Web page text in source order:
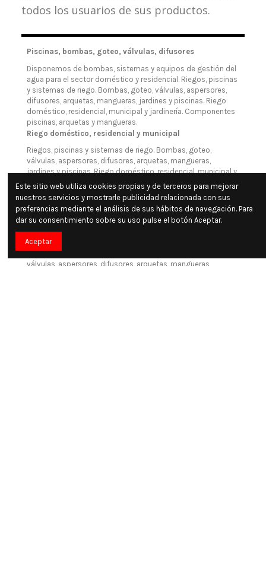
todos los usuarios de sus productos.
Piscinas, bombas, goteo, válvulas, difusores
Disponemos de bombas, sistemas y equipos de gestión del
agua para el sector doméstico y residencial. Riegos, piscinas
y sistemas de riego. Bombas, goteo, válvulas, aspersores,
difusores, arquetas, mangueras, jardines y piscinas. Riego
doméstico, residencial, municipal y jardinería. Componentes
piscinas, arquetas y mangueras.
Riego doméstico, residencial y municipal
Riegos, piscinas y sistemas de riego. Bombas, goteo,
válvulas, aspersores, difusores, arquetas, mangueras,
jardines y piscinas. Riego doméstico, residencial, municipal y
jardinería. Las mejores soluciones para instalaciones de
riego y piscinas, bombas, válvulas, aspersores, para goteo y
riego doméstico, residencial y municipal.
Piscinas, jardines, jardinería, aspersores
En suministros Cándido Martín en todo lo relacionado con
sistemas de riego uso doméstico, residencial o municipal.
Riegos, piscinas y sistemas de riego. Bombas, goteo,
válvulas, aspersores, difusores, arquetas, mangueras,
Este sitio web utiliza cookies propias y de terceros para mejorar
nuestros servicios y mostrarle publicidad relacionada con sus
preferencias mediante el análisis de sus hábitos de navegación. Para
dar su consentimiento sobre su uso pulse el botón Aceptar.
Aceptar